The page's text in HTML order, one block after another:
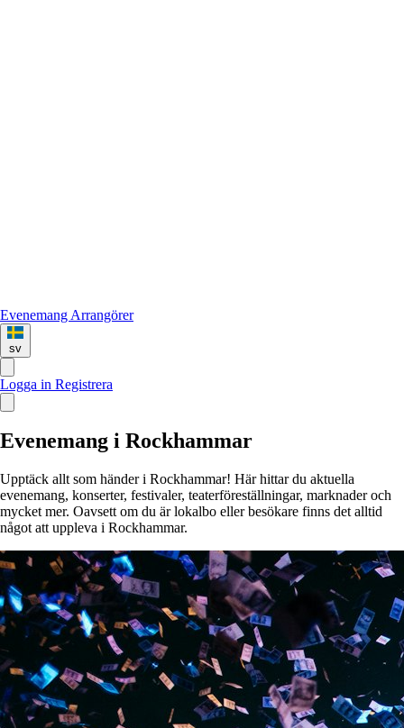
Evenemang Arrangörer
sv
Logga in Registrera
Evenemang i Rockhammar
Upptäck allt som händer i Rockhammar! Här hittar du aktuella
evenemang, konserter, festivaler, teaterföreställningar, marknader och
mycket mer. Oavsett om du är lokalbo eller besökare finns det alltid
något att uppleva i Rockhammar.